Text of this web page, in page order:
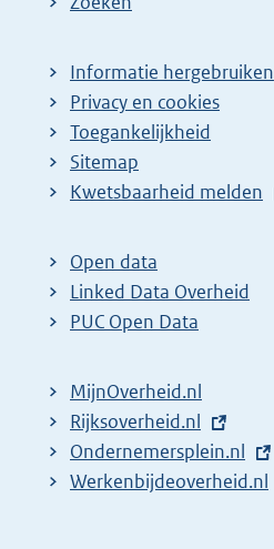
Informatie hergebruiken
Privacy en cookies
Toegankelijkheid
Sitemap
E
t
e
r
l
i
n
k
Kwetsbaarheid melden
Open data
Linked Data Overheid
PUC Open Data
MijnOverheid.nl
E
x
t
Rijksoverheid.nl
E
x
Ondernemersplein.nl
E
Werkenbijdeoverheid.nl